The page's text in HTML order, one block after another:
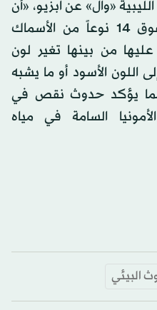
«وال» عن ابزيو، «أن
مراقبي المنظمة لاحظوا نفوق 14 نوعاً من الأسماك
من بينها تغير لون
اللون الأسود أو ما يشبه
يؤكد حدوث نقص في
السامة في مياه
البيئي